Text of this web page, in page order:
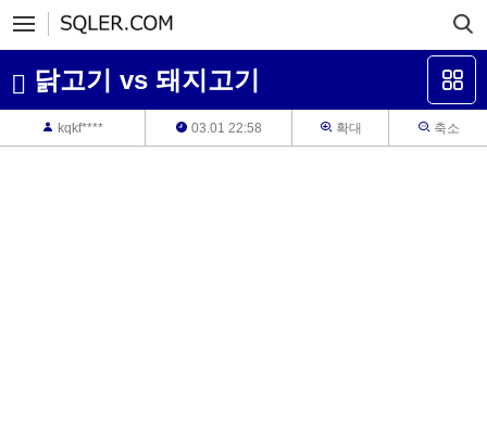
닭고기 vs 돼지고기
kqkf**** 03.01 22:58 확대 축소